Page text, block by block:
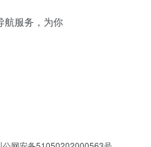
航服务，为你